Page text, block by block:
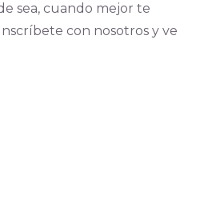
sea, cuando mejor te
con nosotros y ve